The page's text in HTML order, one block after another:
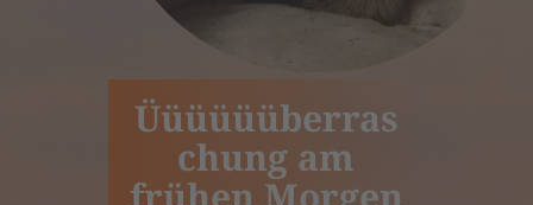
Üüüüüüberras
chung am